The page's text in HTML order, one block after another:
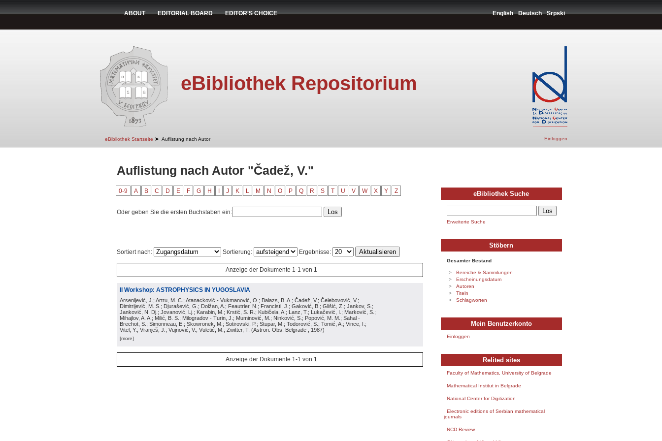
ABOUT EDITORIAL BOARD EDITOR'S CHOICE English Deutsch Srpski
eBibliothek Repositorium
eBibliothek Startseite ➤ Auflistung nach Autor Einloggen
Auflistung nach Autor "Čadež, V."
0-9 A B C D E F G H J K L M N O P Q R S T U V W X Y Z
Oder geben Sie die ersten Buchstaben ein:
Sortiert nach: Sortierung: Ergebnisse:
Anzeige der Dokumente 1-1 von 1
II Workshop: ASTROPHYSICS IN YUGOSLAVIA
Arsenijević, J.; Artru, M. C.; Atanacković - Vukmanović, O.; Balazs, B. A.; Čadež, V.; Čelebovović, V.;
Dimitrijević, M. S.; Djurašević, G.; Dolžan, A.; Feautrier, N.; Francisti, J.; Gaković, B.; Glišić, Z.; Jankov, S.;
Janković, N. Dj.; Jovanović, Lj.; Karabin, M.; Krstić, S. R.; Kubičela, A.; Lanz, T.; Lukačević, I.; Marković, S.;
Mihajlov, A. A.; Milić, B. S.; Milogradov - Turin, J.; Muminović, M.; Ninković, S.; Popović, M. M.; Sahal -
Brechot, S.; Simonneau, E.; Skowronek, M.; Sotirovski, P.; Stupar, M.; Todorović, S.; Tomić, A.; Vince, I.;
Vitel, Y.; Vranješ, J.; Vujnović, V.; Vuletić, M.; Zwitter, T. (Astron. Obs. Belgrade , 1987)
[more]
Anzeige der Dokumente 1-1 von 1
eBibliothek Suche
Erweiterte Suche
Stöbern
Gesamter Bestand
Bereiche & Sammlungen
Erscheinungsdatum
Autoren
Titeln
Schlagworten
Mein Benutzerkonto
Einloggen
Relited sites
Faculty of Mathematics, University of Belgrade
Mathematical Institut in Belgrade
National Center for Digitization
Electronic editions of Serbian mathematical
journals
NCD Review